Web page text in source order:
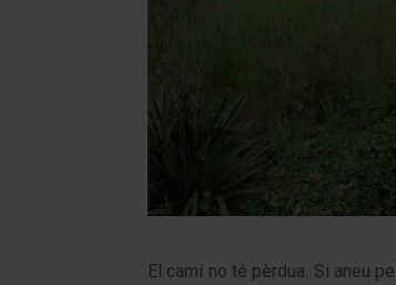
El camí no té pèrdua. Si aneu